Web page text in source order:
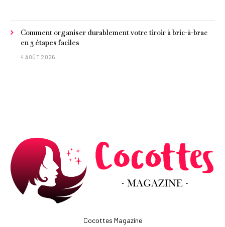
Comment organiser durablement votre tiroir à bric-à-brac
en 3 étapes faciles
4 AOÛT 2026
Cocottes Magazine